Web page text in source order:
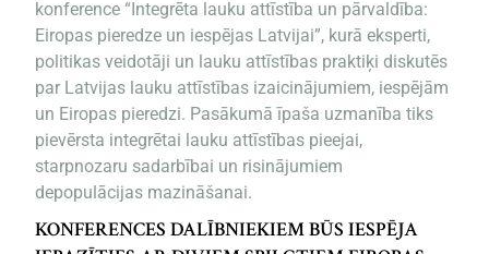
konference “Integrēta lauku attīstība un pārvaldība:
Eiropas pieredze un iespējas Latvijai”, kurā eksperti,
politikas veidotāji un lauku attīstības praktiķi diskutēs
par Latvijas lauku attīstības izaicinājumiem, iespējām
un Eiropas pieredzi. Pasākumā īpaša uzmanība tiks
pievērsta integrētai lauku attīstības pieejai,
starpnozaru sadarbībai un risinājumiem
depopulācijas mazināšanai.
KONFERENCES DALĪBNIEKIEM BŪS IESPĒJA